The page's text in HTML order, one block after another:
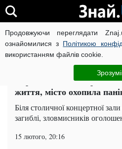
Продовжуючи переглядати
ознайомилися з Політикою
використанням файлів cookie.
ВІЙНА РОСІЇ ПРОТИ
Стрілянина в центрі
життя, місто охопила
Біля столичної концертної
загиблі, зловмисників
15 лютого, 20:16